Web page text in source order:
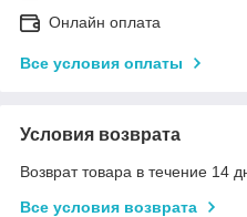
Онлайн оплата
Все условия оплаты
Условия возврата
Возврат товара в течение 14
Все условия возврата